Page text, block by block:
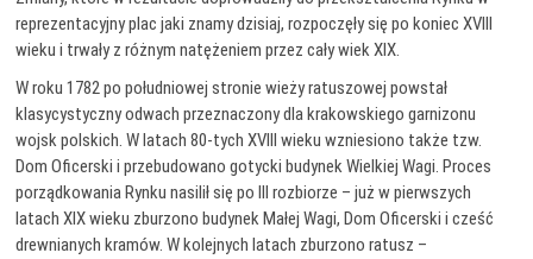
reprezentacyjny plac jaki znamy dzisiaj, rozpoczęły się po koniec XVIII
wieku i trwały z różnym natężeniem przez cały wiek XIX.
W roku 1782 po południowej stronie wieży ratuszowej powstał
klasycystyczny odwach przeznaczony dla krakowskiego garnizonu
wojsk polskich. W latach 80-tych XVIII wieku wzniesiono także tzw.
Dom Oficerski i przebudowano gotycki budynek Wielkiej Wagi. Proces
porządkowania Rynku nasilił się po III rozbiorze – już w pierwszych
latach XIX wieku zburzono budynek Małej Wagi, Dom Oficerski i cześć
drewnianych kramów. W kolejnych latach zburzono ratusz –